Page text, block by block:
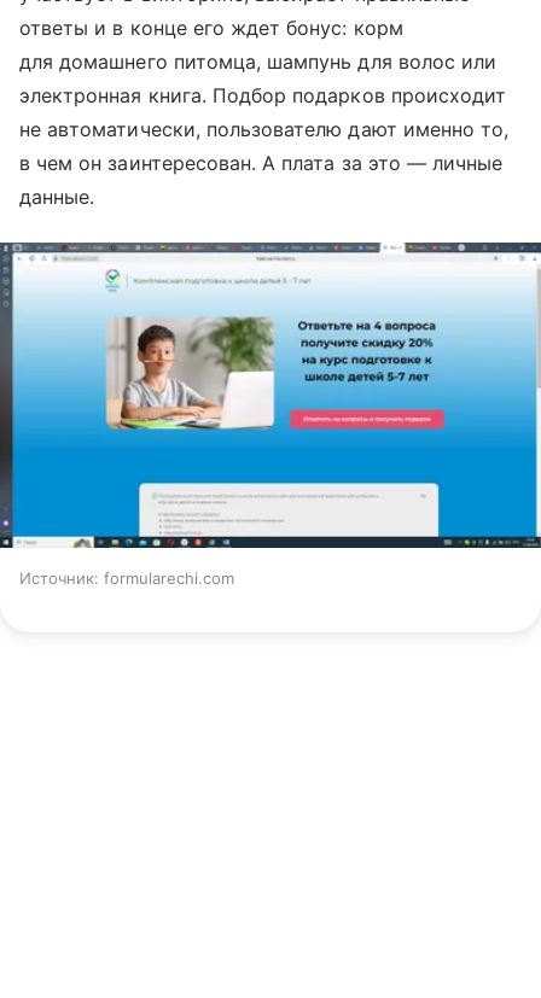
ответы и в конце его ждет бонус: корм
для домашнего питомца, шампунь для волос или
электронная книга. Подбор подарков происходит
не автоматически, пользователю дают именно то,
в чем он заинтересован. А плата за это — личные
данные.
Источник: formularechi.com